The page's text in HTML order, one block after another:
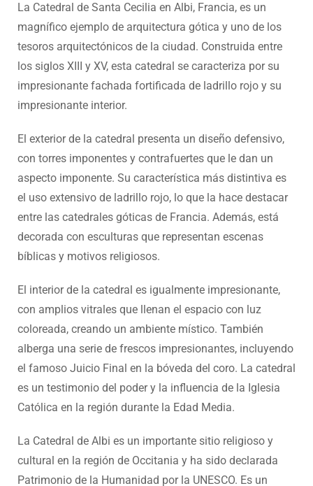
La Catedral de Santa Cecilia en Albi, Francia, es un
magnífico ejemplo de arquitectura gótica y uno de los
tesoros arquitectónicos de la ciudad. Construida entre
los siglos XIII y XV, esta catedral se caracteriza por su
impresionante fachada fortificada de ladrillo rojo y su
impresionante interior.
El exterior de la catedral presenta un diseño defensivo,
con torres imponentes y contrafuertes que le dan un
aspecto imponente. Su característica más distintiva es
el uso extensivo de ladrillo rojo, lo que la hace destacar
entre las catedrales góticas de Francia. Además, está
decorada con esculturas que representan escenas
bíblicas y motivos religiosos.
El interior de la catedral es igualmente impresionante,
con amplios vitrales que llenan el espacio con luz
coloreada, creando un ambiente místico. También
alberga una serie de frescos impresionantes, incluyendo
el famoso Juicio Final en la bóveda del coro. La catedral
es un testimonio del poder y la influencia de la Iglesia
Católica en la región durante la Edad Media.
La Catedral de Albi es un importante sitio religioso y
cultural en la región de Occitania y ha sido declarada
Patrimonio de la Humanidad por la UNESCO. Es un